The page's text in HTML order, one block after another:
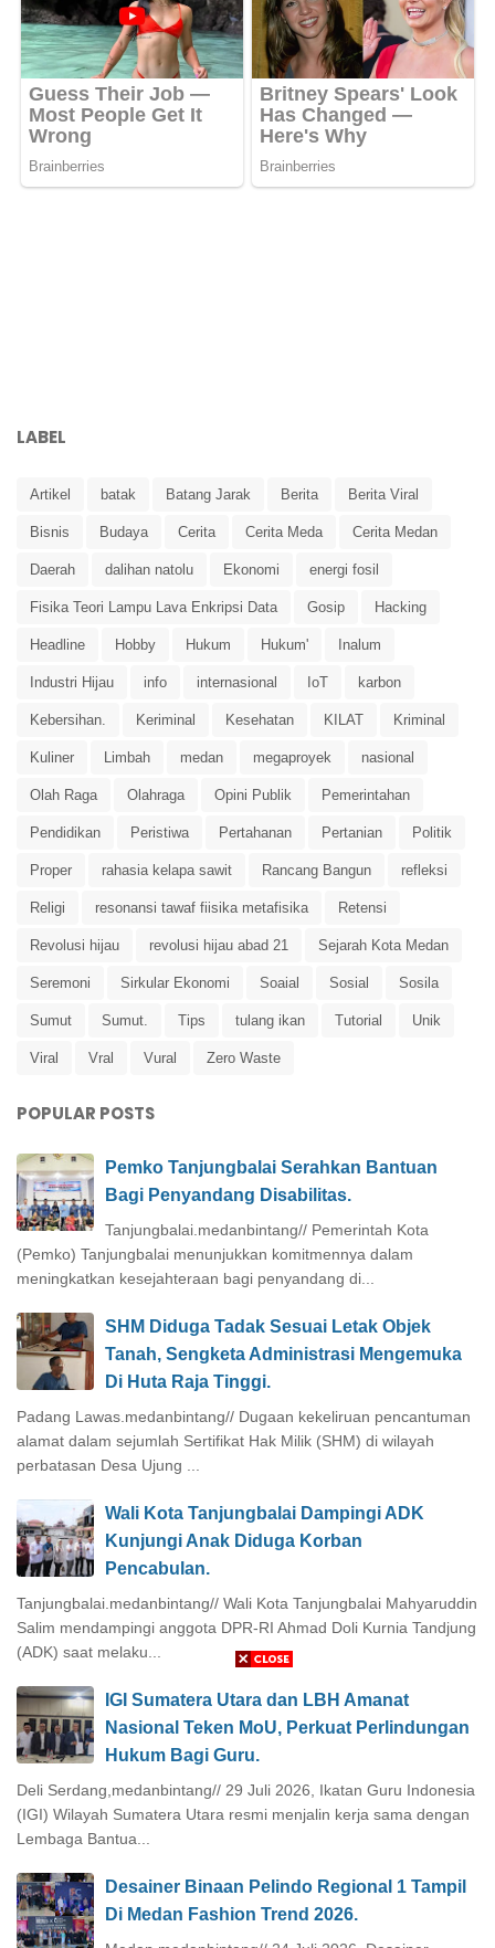
LABEL
Artikel batak Batang Jarak Berita Berita Viral
Bisnis Budaya Cerita Cerita Meda Cerita Medan
Daerah dalihan natolu Ekonomi energi fosil
Fisika Teori Lampu Lava Enkripsi Data Gosip Hacking
Headline Hobby Hukum Hukum' Inalum
Industri Hijau info internasional IoT karbon
Kebersihan. Keriminal Kesehatan KILAT Kriminal
Kuliner Limbah medan megaproyek nasional
Olah Raga Olahraga Opini Publik Pemerintahan
Pendidikan Peristiwa Pertahanan Pertanian Politik
Proper rahasia kelapa sawit Rancang Bangun refleksi
Religi resonansi tawaf fiisika metafisika Retensi
Revolusi hijau revolusi hijau abad 21 Sejarah Kota Medan
Seremoni Sirkular Ekonomi Soaial Sosial Sosila
Sumut Sumut. Tips tulang ikan Tutorial Unik
Viral Vral Vural Zero Waste
POPULAR POSTS
Pemko Tanjungbalai Serahkan Bantuan
Bagi Penyandang Disabilitas.
Tanjungbalai.medanbintang// Pemerintah Kota
(Pemko) Tanjungbalai menunjukkan komitmennya dalam
meningkatkan kesejahteraan bagi penyandang di...
SHM Diduga Tadak Sesuai Letak Objek
Tanah, Sengketa Administrasi Mengemuka
Di Huta Raja Tinggi.
Padang Lawas.medanbintang// Dugaan kekeliruan pencantuman
alamat dalam sejumlah Sertifikat Hak Milik (SHM) di wilayah
perbatasan Desa Ujung ...
Wali Kota Tanjungbalai Dampingi ADK
Kunjungi Anak Diduga Korban
Pencabulan.
Tanjungbalai.medanbintang// Wali Kota Tanjungbalai Mahyaruddin
Salim mendampingi anggota DPR-RI Ahmad Doli Kurnia Tandjung
(ADK) saat melaku...
IGI Sumatera Utara dan LBH Amanat
Nasional Teken MoU, Perkuat Perlindungan
Hukum Bagi Guru.
Deli Serdang,medanbintang// 29 Juli 2026, Ikatan Guru Indonesia
(IGI) Wilayah Sumatera Utara resmi menjalin kerja sama dengan
Lembaga Bantua...
Desainer Binaan Pelindo Regional 1 Tampil
Di Medan Fashion Trend 2026.